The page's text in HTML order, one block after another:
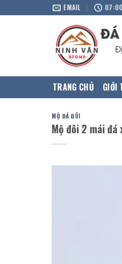
EMAIL
TRANG CHỦ GIỚI
MỘ ĐÁ ĐÔI
Mộ đôi 2 mái đá